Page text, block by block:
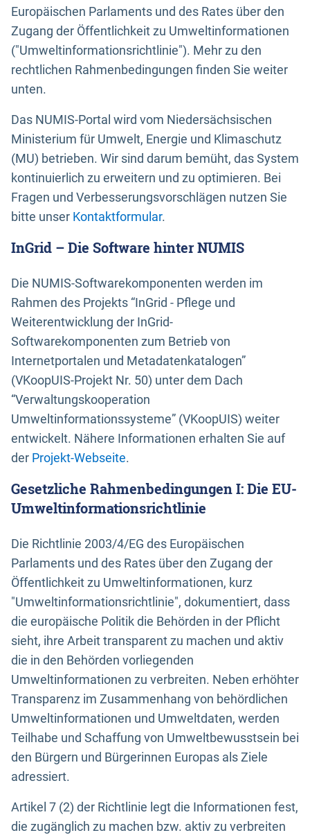
Europäischen Parlaments und des Rates über den
Zugang der Öffentlichkeit zu Umweltinformationen
("Umweltinformationsrichtlinie"). Mehr zu den
rechtlichen Rahmenbedingungen finden Sie weiter
unten.
Das NUMIS-Portal wird vom Niedersächsischen
Ministerium für Umwelt, Energie und Klimaschutz
(MU) betrieben. Wir sind darum bemüht, das System
kontinuierlich zu erweitern und zu optimieren. Bei
Fragen und Verbesserungsvorschlägen nutzen Sie
bitte unser Kontaktformular.
InGrid – Die Software hinter NUMIS
Die NUMIS-Softwarekomponenten werden im
Rahmen des Projekts “InGrid - Pflege und
Weiterentwicklung der InGrid-
Softwarekomponenten zum Betrieb von
Internetportalen und Metadatenkatalogen”
(VKoopUIS-Projekt Nr. 50) unter dem Dach
“Verwaltungskooperation
Umweltinformationssysteme” (VKoopUIS) weiter
entwickelt. Nähere Informationen erhalten Sie auf
der Projekt-Webseite.
Gesetzliche Rahmenbedingungen I: Die EU-
Umweltinformationsrichtlinie
Die Richtlinie 2003/4/EG des Europäischen
Parlaments und des Rates über den Zugang der
Öffentlichkeit zu Umweltinformationen, kurz
"Umweltinformationsrichtlinie", dokumentiert, dass
die europäische Politik die Behörden in der Pflicht
sieht, ihre Arbeit transparent zu machen und aktiv
die in den Behörden vorliegenden
Umweltinformationen zu verbreiten. Neben erhöhter
Transparenz im Zusammenhang von behördlichen
Umweltinformationen und Umweltdaten, werden
Teilhabe und Schaffung von Umweltbewusstsein bei
den Bürgern und Bürgerinnen Europas als Ziele
adressiert.
Artikel 7 (2) der Richtlinie legt die Informationen fest,
die zugänglich zu machen bzw. aktiv zu verbreiten